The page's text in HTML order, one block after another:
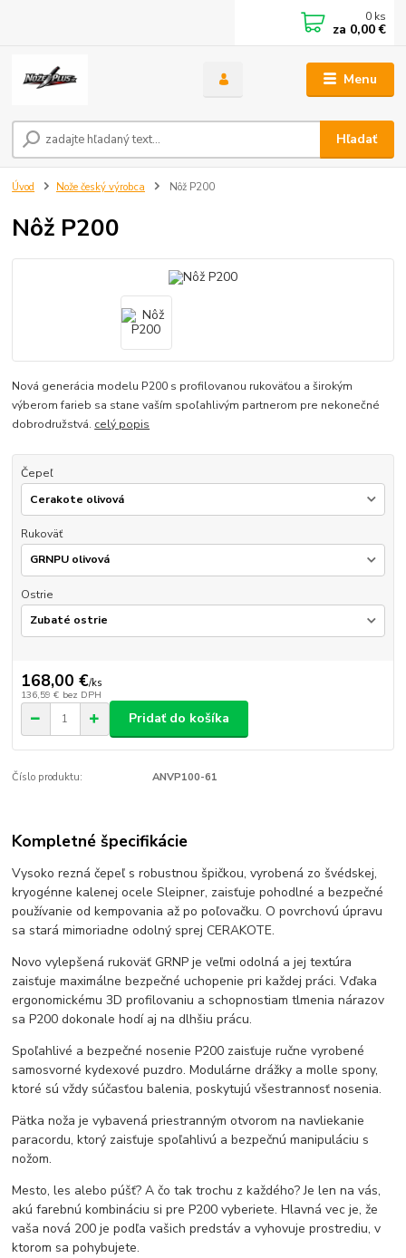
Menu
Hľadať
0 ks
za 0,00 €
Úvod Nože český výrobca Nôž P200
Nôž P200
Nová generácia modelu P200 s profilovanou rukoväťou a širokým
výberom farieb sa stane vaším spoľahlivým partnerom pre nekonečné
dobrodružstvá. celý popis
Čepeľ
Rukoväť
Ostrie
168,00 €/ks
136,59 € bez DPH
Pridať do košíka
Číslo produktu: ANVP100-61
Kompletné špecifikácie
Vysoko rezná čepeľ s robustnou špičkou, vyrobená zo švédskej,
kryogénne kalenej ocele Sleipner, zaisťuje pohodlné a bezpečné
používanie od kempovania až po poľovačku. O povrchovú úpravu
sa stará mimoriadne odolný sprej CERAKOTE.
Novo vylepšená rukoväť GRNP je veľmi odolná a jej textúra
zaisťuje maximálne bezpečné uchopenie pri každej práci. Vďaka
ergonomickému 3D profilovaniu a schopnostiam tlmenia nárazov
sa P200 dokonale hodí aj na dlhšiu prácu.
Spoľahlivé a bezpečné nosenie P200 zaisťuje ručne vyrobené
samosvorné kydexové puzdro. Modulárne drážky a molle spony,
ktoré sú vždy súčasťou balenia, poskytujú všestrannosť nosenia.
Pätka noža je vybavená priestranným otvorom na navliekanie
paracordu, ktorý zaisťuje spoľahlivú a bezpečnú manipuláciu s
nožom.
Mesto, les alebo púšť? A čo tak trochu z každého? Je len na vás,
akú farebnú kombináciu si pre P200 vyberiete. Hlavná vec je, že
vaša nová 200 je podľa vašich predstáv a vyhovuje prostrediu, v
ktorom sa pohybujete.